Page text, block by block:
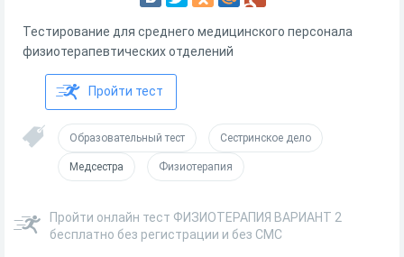
Тестирование для среднего медицинского персонала
физиотерапевтических отделений
Пройти тест
Образовательный тест Сестринское дело
Медсестра Физиотерапия
Пройти онлайн тест ФИЗИОТЕРАПИЯ ВАРИАНТ 2
бесплатно без регистрации и без СМС